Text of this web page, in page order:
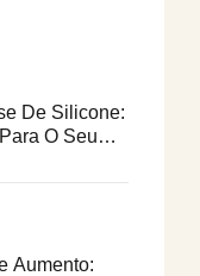
De Silicone:
O Seu
Aumento: